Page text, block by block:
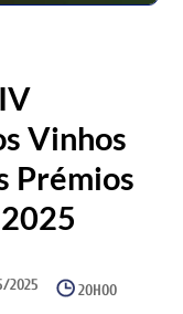
Vinhos
Prémios
2025 20H00